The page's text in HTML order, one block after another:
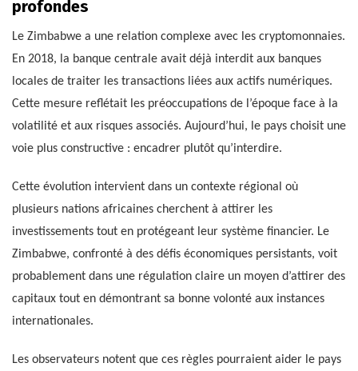
profondes
Le Zimbabwe a une relation complexe avec les cryptomonnaies.
En 2018, la banque centrale avait déjà interdit aux banques
locales de traiter les transactions liées aux actifs numériques.
Cette mesure reflétait les préoccupations de l’époque face à la
volatilité et aux risques associés. Aujourd’hui, le pays choisit une
voie plus constructive : encadrer plutôt qu’interdire.
Cette évolution intervient dans un contexte régional où
plusieurs nations africaines cherchent à attirer les
investissements tout en protégeant leur système financier. Le
Zimbabwe, confronté à des défis économiques persistants, voit
probablement dans une régulation claire un moyen d’attirer des
capitaux tout en démontrant sa bonne volonté aux instances
internationales.
Les observateurs notent que ces règles pourraient aider le pays